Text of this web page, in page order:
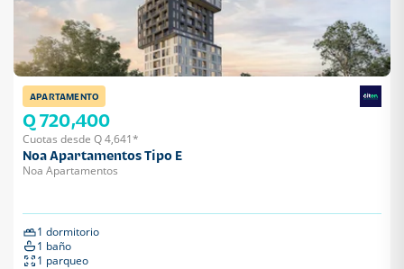
APARTAMENTO
Q 720,400
Cuotas desde Q 4,641*
Noa Apartamentos Tipo E
Noa Apartamentos
1 dormitorio
1 baño
1 parqueo